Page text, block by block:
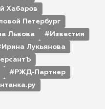
Хабаров
Петербург
Львова
Известия
Ирина Лукьянова
РЖД-Партнер